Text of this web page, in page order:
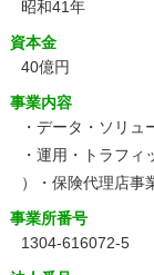
昭和41年
資本金
40億円
事業内容
・データ・ソリ
・運用・トラフ
）・保険代理店事
事業所番号
1304-616072-5